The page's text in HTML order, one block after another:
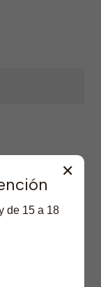
WK-PET - 5
✕
de 15 a 18